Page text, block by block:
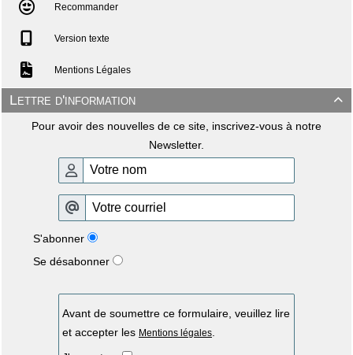
Recommander
Version texte
Mentions Légales

Lettre d'information
Pour avoir des nouvelles de ce site, inscrivez-vous à notre
Newsletter.
S'abonner
Se désabonner
Avant de soumettre ce formulaire, veuillez lire
et accepter les Mentions légales